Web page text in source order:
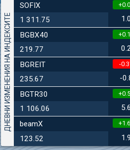
Актуално
Българска
дружеството
ДНЕВНИ ИЗМЕНЕНИЯ НА ИНДЕКСИТЕ
SOFIX
1 311.75
BGBX40
219.77
BGREIT
235.67
-
-
BGTR30
1 106.06
beamX
123.52